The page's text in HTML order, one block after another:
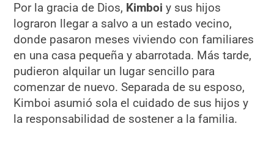
Por la gracia de Dios, Kimboiy sus hijos
lograron llegar a salvo a un estado vecino,
donde pasaron meses viviendo con familiares
en una casa pequeña y abarrotada. Más tarde,
pudieron alquilar un lugar sencillo para
comenzar de nuevo. Separada de su esposo,
Kimboi asumió sola el cuidado de sus hijos y
la responsabilidad de sostener a la familia.